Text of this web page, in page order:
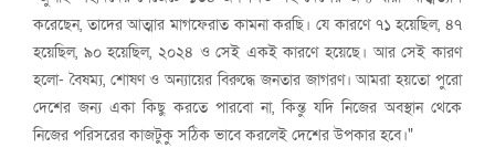
করেছেন, তাদের আত্মার মাগফেরাত কামনা করছি। যে কারণে ৭১ হয়েছিল, ৪৭
হয়েছিল, ৯০ হয়েছিল, ২০২৪ ও সেই একই কারণে হয়েছে। আর সেই কারণ
হলো- বৈষম্য, শোষণ ও অন্যায়ের বিরুদ্ধে জনতার জাগরণ। আমরা হয়তো পুরো
দেশের জন্য একা কিছু করতে পারবো না, কিন্তু যদি নিজের অবস্থান থেকে
নিজের পরিসরের কাজটুকু সঠিক ভাবে করলেই দেশের উপকার হবে।"